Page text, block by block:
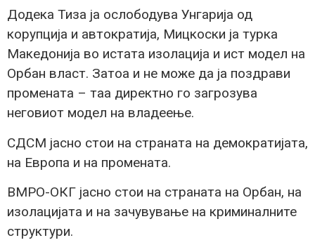
Додека Тиза ја ослободува Унгарија од
корупција и автократија, Мицкоски ја турка
Македонија во истата изолација и ист модел на
Орбан власт. Затоа и не може да ја поздрави
промената – таа директно го загрозува
неговиот модел на владеење.
СДСМ јасно стои на страната на демократијата,
на Европа и на промената.
ВМРО-ОКГ јасно стои на страната на Орбан, на
изолацијата и на зачувување на криминалните
структури.